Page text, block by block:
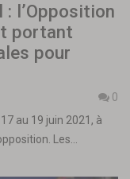
l’Opposition
portant
pour
0
au 19 juin 2021, à
Les…